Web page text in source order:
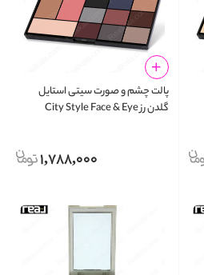
پالت چشم و صورت سیتی استایل
گلدن رز City Style Face & Eye
1,788,000